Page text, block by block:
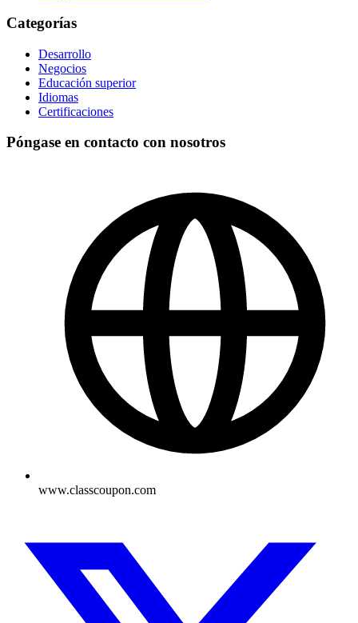
Categorías
Desarrollo
Negocios
Educación superior
Idiomas
Certificaciones
Póngase en contacto con nosotros
www.classcoupon.com